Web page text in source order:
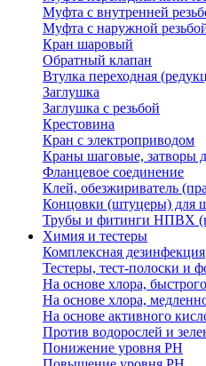
Муфта с внутренней
Муфта с наружной
Кран шаровый
Обратный клапан
Втулка переходная
Заглушка
Заглушка с резьбой
Крестовина
Кран с электроприводом
Краны шаговые, затворы
Фланцевое соединение
Клей, обезжириватель
Концовки (штуцеры) для
Трубы и фитинги НПВХ
Химия и тестеры
Комплексная дезинфекция
Тестеры, тест-полоски и
На основе хлора,
На основе хлора,
На основе активного
Против водорослей и
Понижение уровня РН